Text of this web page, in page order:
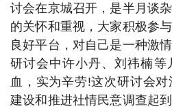
讨会在京城召开，是半月谈
的关怀和重视，大家积极参
良好平台，对自己是一种激
研讨会中许小丹、刘祎楠等
血，实为辛劳!这次研讨会
建设和推进社情民意调查起